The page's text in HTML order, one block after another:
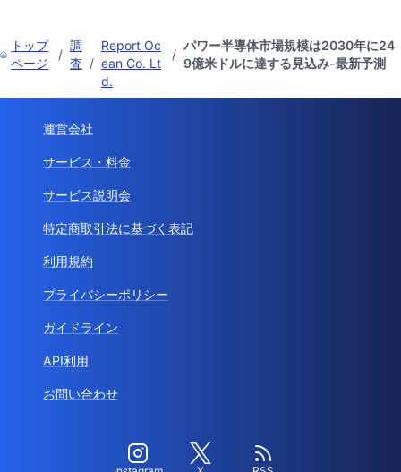
トップ
ページ
/
調
査 /
Report Oc
ean Co. Lt
d.
/
パワー半導体市場規模は2030年に24
9億米ドルに達する見込み-最新予測
運営会社
サービス・料金
サービス説明会
特定商取引法に基づく表記
利用規約
プライバシーポリシー
ガイドライン
API利用
お問い合わせ